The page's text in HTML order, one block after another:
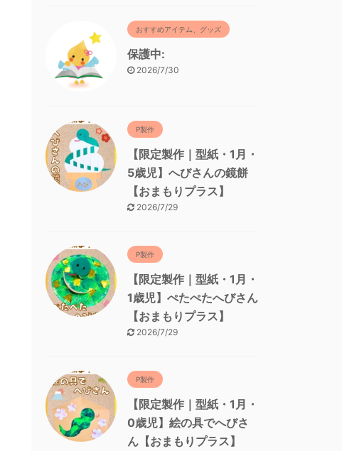
おすすめアイテム、グッズ
保護中:
2026/7/30
P製作
【限定製作｜型紙・1月・
5歳児】へびさんの鏡餅
【おまもりプラス】
2026/7/29
P製作
【限定製作｜型紙・1月・
1歳児】ぺたぺたへびさん
【おまもりプラス】
2026/7/29
P製作
【限定製作｜型紙・1月・
0歳児】絵の具でへびさ
ん【おまもりプラス】